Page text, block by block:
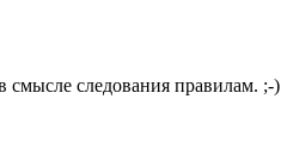
смысле следования правилам. ;-)